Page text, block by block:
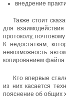
внедрение
Также стоит
для
протоколу,
К недостаткам,
невозможность
копированием
Кто впервые
из них касается
пояснение об общих